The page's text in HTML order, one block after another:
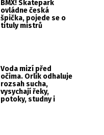
BMX! Skatepark
ovládne česká
špička, pojede se o
tituly mistrů
Voda mizí před
očima. Orlík odhaluje
rozsah sucha,
vysychají řeky,
potoky, studny i